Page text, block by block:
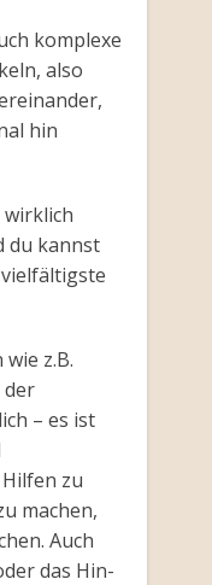
komplexe
also
hin
wirklich
du kannst
z.B.
der
– es ist
zu
machen,
Auch
das Hin-